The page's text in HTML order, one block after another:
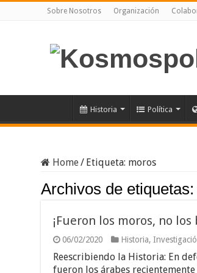
Sobre Nosotros Organización
Historia Política
Home/ Etiqueta: moros
Archivos de etiquetas:
¡Fueron los moros, no los
06/02/2020 Historia,
Reescribiendo la Historia: En
fueron los árabes